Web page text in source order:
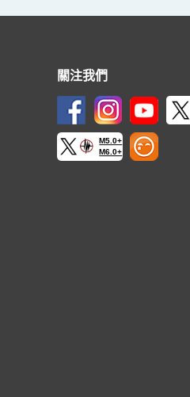
關注我們
M5.0+
M6.0+